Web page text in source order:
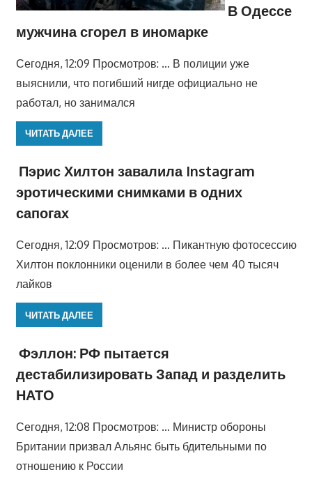
В Одессе
мужчина сгорел в иномарке
Сегодня, 12:09 Просмотров: … В полиции уже
выяснили, что погибший нигде официально не
работал, но занимался
ЧИТАТЬ ДАЛЕЕ
Пэрис Хилтон завалила Instagram
эротическими снимками в одних
сапогах
Сегодня, 12:09 Просмотров: … Пикантную фотосессию
Хилтон поклонники оценили в более чем 40 тысяч
лайков
ЧИТАТЬ ДАЛЕЕ
Фэллон: РФ пытается
дестабилизировать Запад и разделить
НАТО
Сегодня, 12:08 Просмотров: … Министр обороны
Британии призвал Альянс быть бдительными по
отношению к России